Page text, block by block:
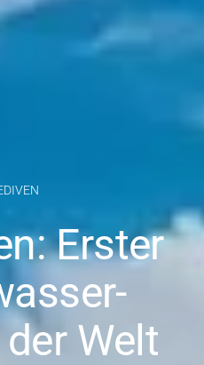
Erster
Welt